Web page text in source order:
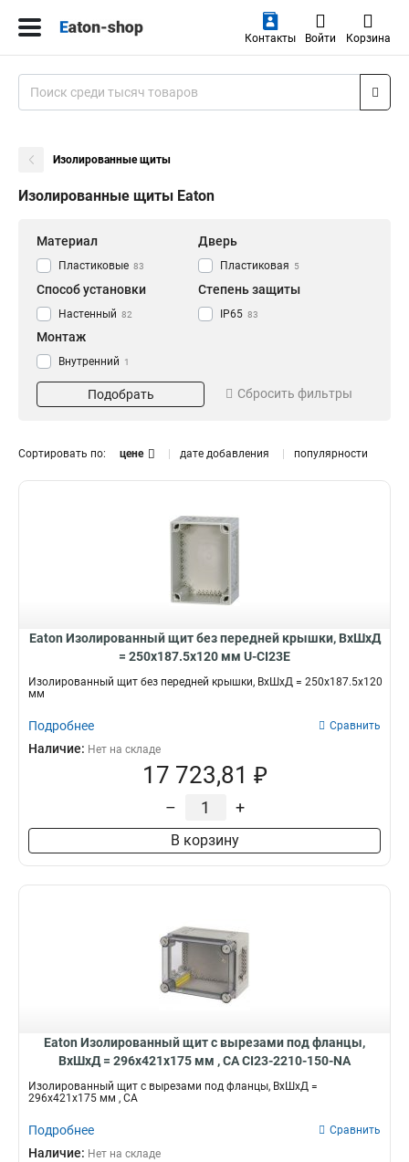
Контакты Войти Корзина
Изолированные щиты
Изолированные щиты Eaton
Материал
Пластиковые 83
Дверь
Пластиковая 5
Способ установки
Настенный 82
Степень защиты
IP65 83
Монтаж
Внутренний 1
Уличный 82
Подобрать Сбросить фильтры
Сортировать по: цене дате добавления популярности
Eaton Изолированный щит без передней крышки, ВхШхД
= 250x187.5x120 мм U-CI23E
Изолированный щит без передней крышки, ВхШхД = 250x187.5x120
мм
Подробнее Сравнить
Наличие: Нет на складе
17 723,81 ₽
– +
В корзину
Eaton Изолированный щит с вырезами под фланцы,
ВхШхД = 296x421x175 мм , СА CI23-2210-150-NA
Изолированный щит с вырезами под фланцы, ВхШхД =
296x421x175 мм , СА
Подробнее Сравнить
Наличие: Нет на складе